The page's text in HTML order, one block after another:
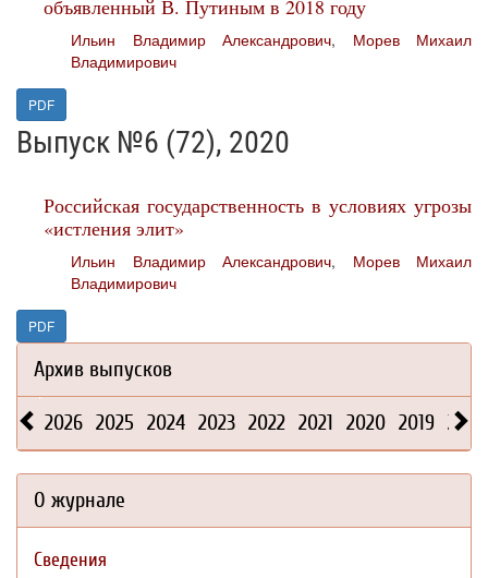
объявленный В. Путиным в 2018 году
Ильин Владимир Александрович, Морев Михаил
Владимирович
PDF
Выпуск №6 (72), 2020
Российская государственность в условиях угрозы
«истления элит»
Ильин Владимир Александрович, Морев Михаил
Владимирович
PDF
Архив выпусков
2026 2025 2024 2023 2022 2021 2020 2019 2018
О журнале
Сведения